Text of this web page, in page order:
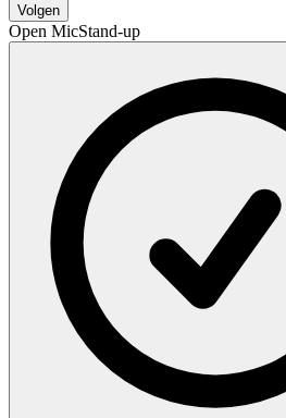
Volgen
Open MicStand-up